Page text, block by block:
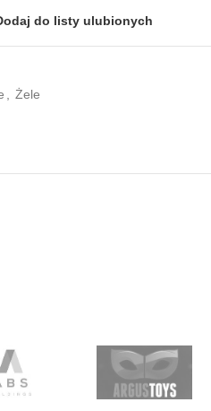
do listy ulubionych
Żele